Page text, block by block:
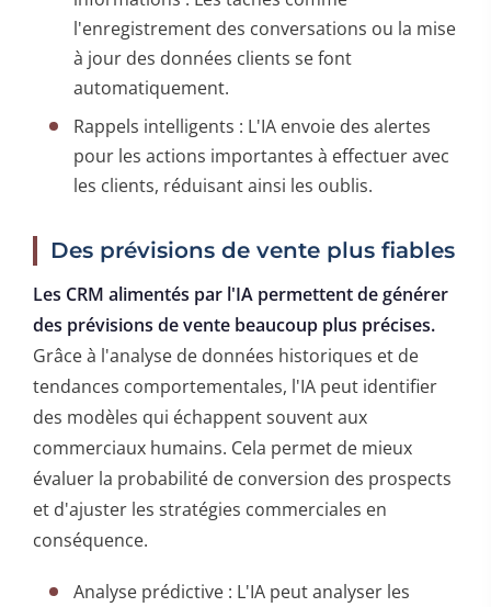
l'enregistrement des conversations ou la mise
à jour des données clients se font
automatiquement.
Rappels intelligents : L'IA envoie des alertes
pour les actions importantes à effectuer avec
les clients, réduisant ainsi les oublis.
Des prévisions de vente plus fiables
Les CRM alimentés par l'IA permettent de générer
des prévisions de vente beaucoup plus précises.
Grâce à l'analyse de données historiques et de
tendances comportementales, l'IA peut identifier
des modèles qui échappent souvent aux
commerciaux humains. Cela permet de mieux
évaluer la probabilité de conversion des prospects
et d'ajuster les stratégies commerciales en
conséquence.
Analyse prédictive : L'IA peut analyser les